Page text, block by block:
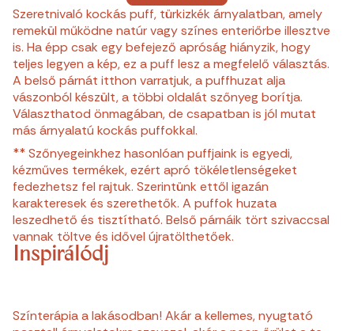
Szeretnivaló kockás puff, türkizkék árnyalatban, amely
remekül működne natúr vagy színes enteriőrbe illesztve
is. Ha épp csak egy befejező apróság hiányzik, hogy
teljes legyen a kép, ez a puff lesz a megfelelő választás.
A belső párnát itthon varratjuk, a puffhuzat alja
vászonból készült, a többi oldalát szőnyeg borítja.
Választhatod önmagában, de csapatban is jól mutat
más árnyalatú kockás puffokkal.
** Szőnyegeinkhez hasonlóan puffjaink is egyedi,
kézműves termékek, ezért apró tökéletlenségeket
fedezhetsz fel rajtuk. Szerintünk ettől igazán
karakteresek és szerethetők. A puffok huzata
leszedhető és tisztítható. Belső párnáik tört szivaccsal
vannak töltve és idővel újratölthetőek.
Inspirálódj
Színterápia a lakásodban! Akár a kellemes, nyugtató